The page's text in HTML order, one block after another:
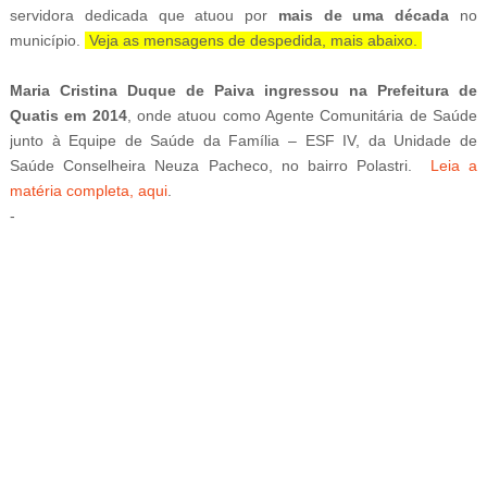
servidora dedicada que atuou por mais de uma década no
município.
Veja as mensagens de despedida, mais abaixo.
Maria Cristina Duque de Paiva ingressou na Prefeitura de
Quatis em 2014, onde atuou como Agente Comunitária de Saúde
junto à Equipe de Saúde da Família – ESF IV, da Unidade de
Saúde Conselheira Neuza Pacheco, no bairro Polastri. Leia a
matéria completa, aqui.
-